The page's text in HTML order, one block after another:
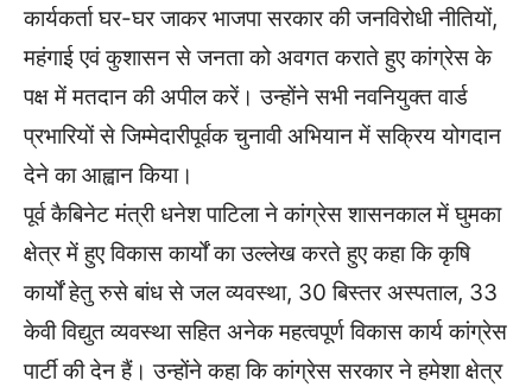
कार्यकर्ता घर-घर जाकर भाजपा सरकार की जनविरोधी नीतियों,
महंगाई एवं कुशासन से जनता को अवगत कराते हुए कांग्रेस के
पक्ष में मतदान की अपील करें। उन्होंने सभी नवनियुक्त वार्ड
प्रभारियों से जिम्मेदारीपूर्वक चुनावी अभियान में सक्रिय योगदान
देने का आह्वान किया।
पूर्व कैबिनेट मंत्री धनेश पाटिला ने कांग्रेस शासनकाल में घुमका
क्षेत्र में हुए विकास कार्यों का उल्लेख करते हुए कहा कि कृषि
कार्यों हेतु रुसे बांध से जल व्यवस्था, 30 बिस्तर अस्पताल, 33
केवी विद्युत व्यवस्था सहित अनेक महत्वपूर्ण विकास कार्य कांग्रेस
पार्टी की देन हैं। उन्होंने कहा कि कांग्रेस सरकार ने हमेशा क्षेत्र